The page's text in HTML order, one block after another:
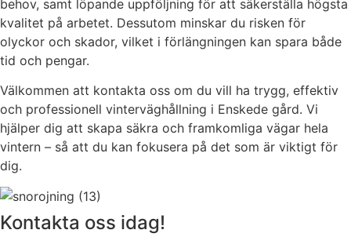
behov, samt löpande uppföljning för att säkerställa högsta
kvalitet på arbetet. Dessutom minskar du risken för
olyckor och skador, vilket i förlängningen kan spara både
tid och pengar.
Välkommen att kontakta oss om du vill ha trygg, effektiv
och professionell vinterväghållning i Enskede gård. Vi
hjälper dig att skapa säkra och framkomliga vägar hela
vintern – så att du kan fokusera på det som är viktigt för
dig.
Kontakta oss idag!